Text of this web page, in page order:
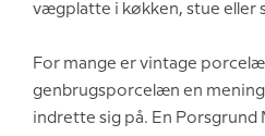
vægplatte i køkken, stue eller
For mange er vintage
genbrugsporcelæn en
indrette sig på. En Porsgrund